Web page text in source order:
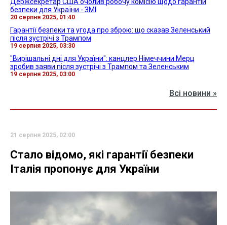
Держсекретар США очолив робочу комісію щодо гарантій
безпеки для України - ЗМІ
20 серпня 2025, 01:40
Гарантії безпеки та угода про зброю: що сказав Зеленський
після зустрічі з Трампом
19 серпня 2025, 03:30
"Вирішальні дні для України": канцлер Німеччини Мерц
зробив заяви після зустрічі з Трампом та Зеленським
19 серпня 2025, 03:00
Всі новини »
21 серпня 2025, 02:00
Стало відомо, які гарантії безпеки
Італія пропонує для України